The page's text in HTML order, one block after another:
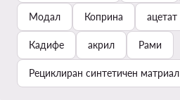
Модал Коприна ацетат
Кадифе акрил Рами
Рециклиран синтетичен матриал